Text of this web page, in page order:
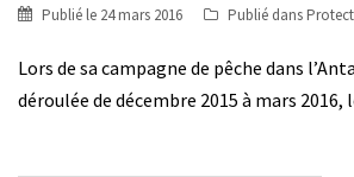
Publié le 24 mars 2016 Publié dans
Lors de sa campagne de pêche dans
déroulée de décembre 2015 à mars